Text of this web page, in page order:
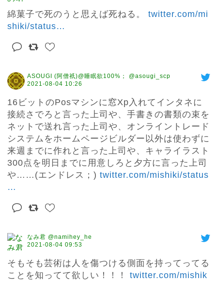
綿菓子で死のうと思えば死ねる。 twitter.com/mi
shiki/status…
ASOUGI (阿僧祇)@睡眠欲100%； @asougi_scp
2021-08-04 10:26
16ビットのPosマシンに窓Xp入れてインタネに
接続さでろと言った上司や、手書きの書類の束を
ネットで送れ言った上司や、オンライントレード
システムをホームページビルダー以外は使わずに
来週までに作れと言った上司や、キャライラスト
300点を明日までに用意しろと夕方に言った上司
や……(エンドレス；) twitter.com/mishiki/status
…
なみ君 @namihey_he
2021-08-04 09:53
そもそも芸術は人を傷つける側面を持ってってる
ことを知ってて欲しい！！！ twitter.com/mishik